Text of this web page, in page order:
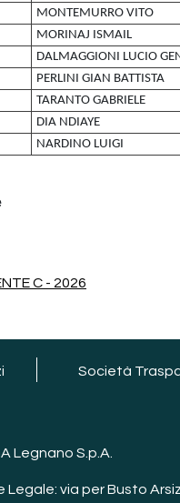
MONTEMURRO VITO
MORINAJ ISMAIL
DALMAGGIONI LUCIO
PERLINI GIAN BATTISTA
TARANTO GABRIELE
DIA NDIAYE
NARDINO LUIGI
C - 2026
Società
Legnano S.p.A.
Legale: via per Busto